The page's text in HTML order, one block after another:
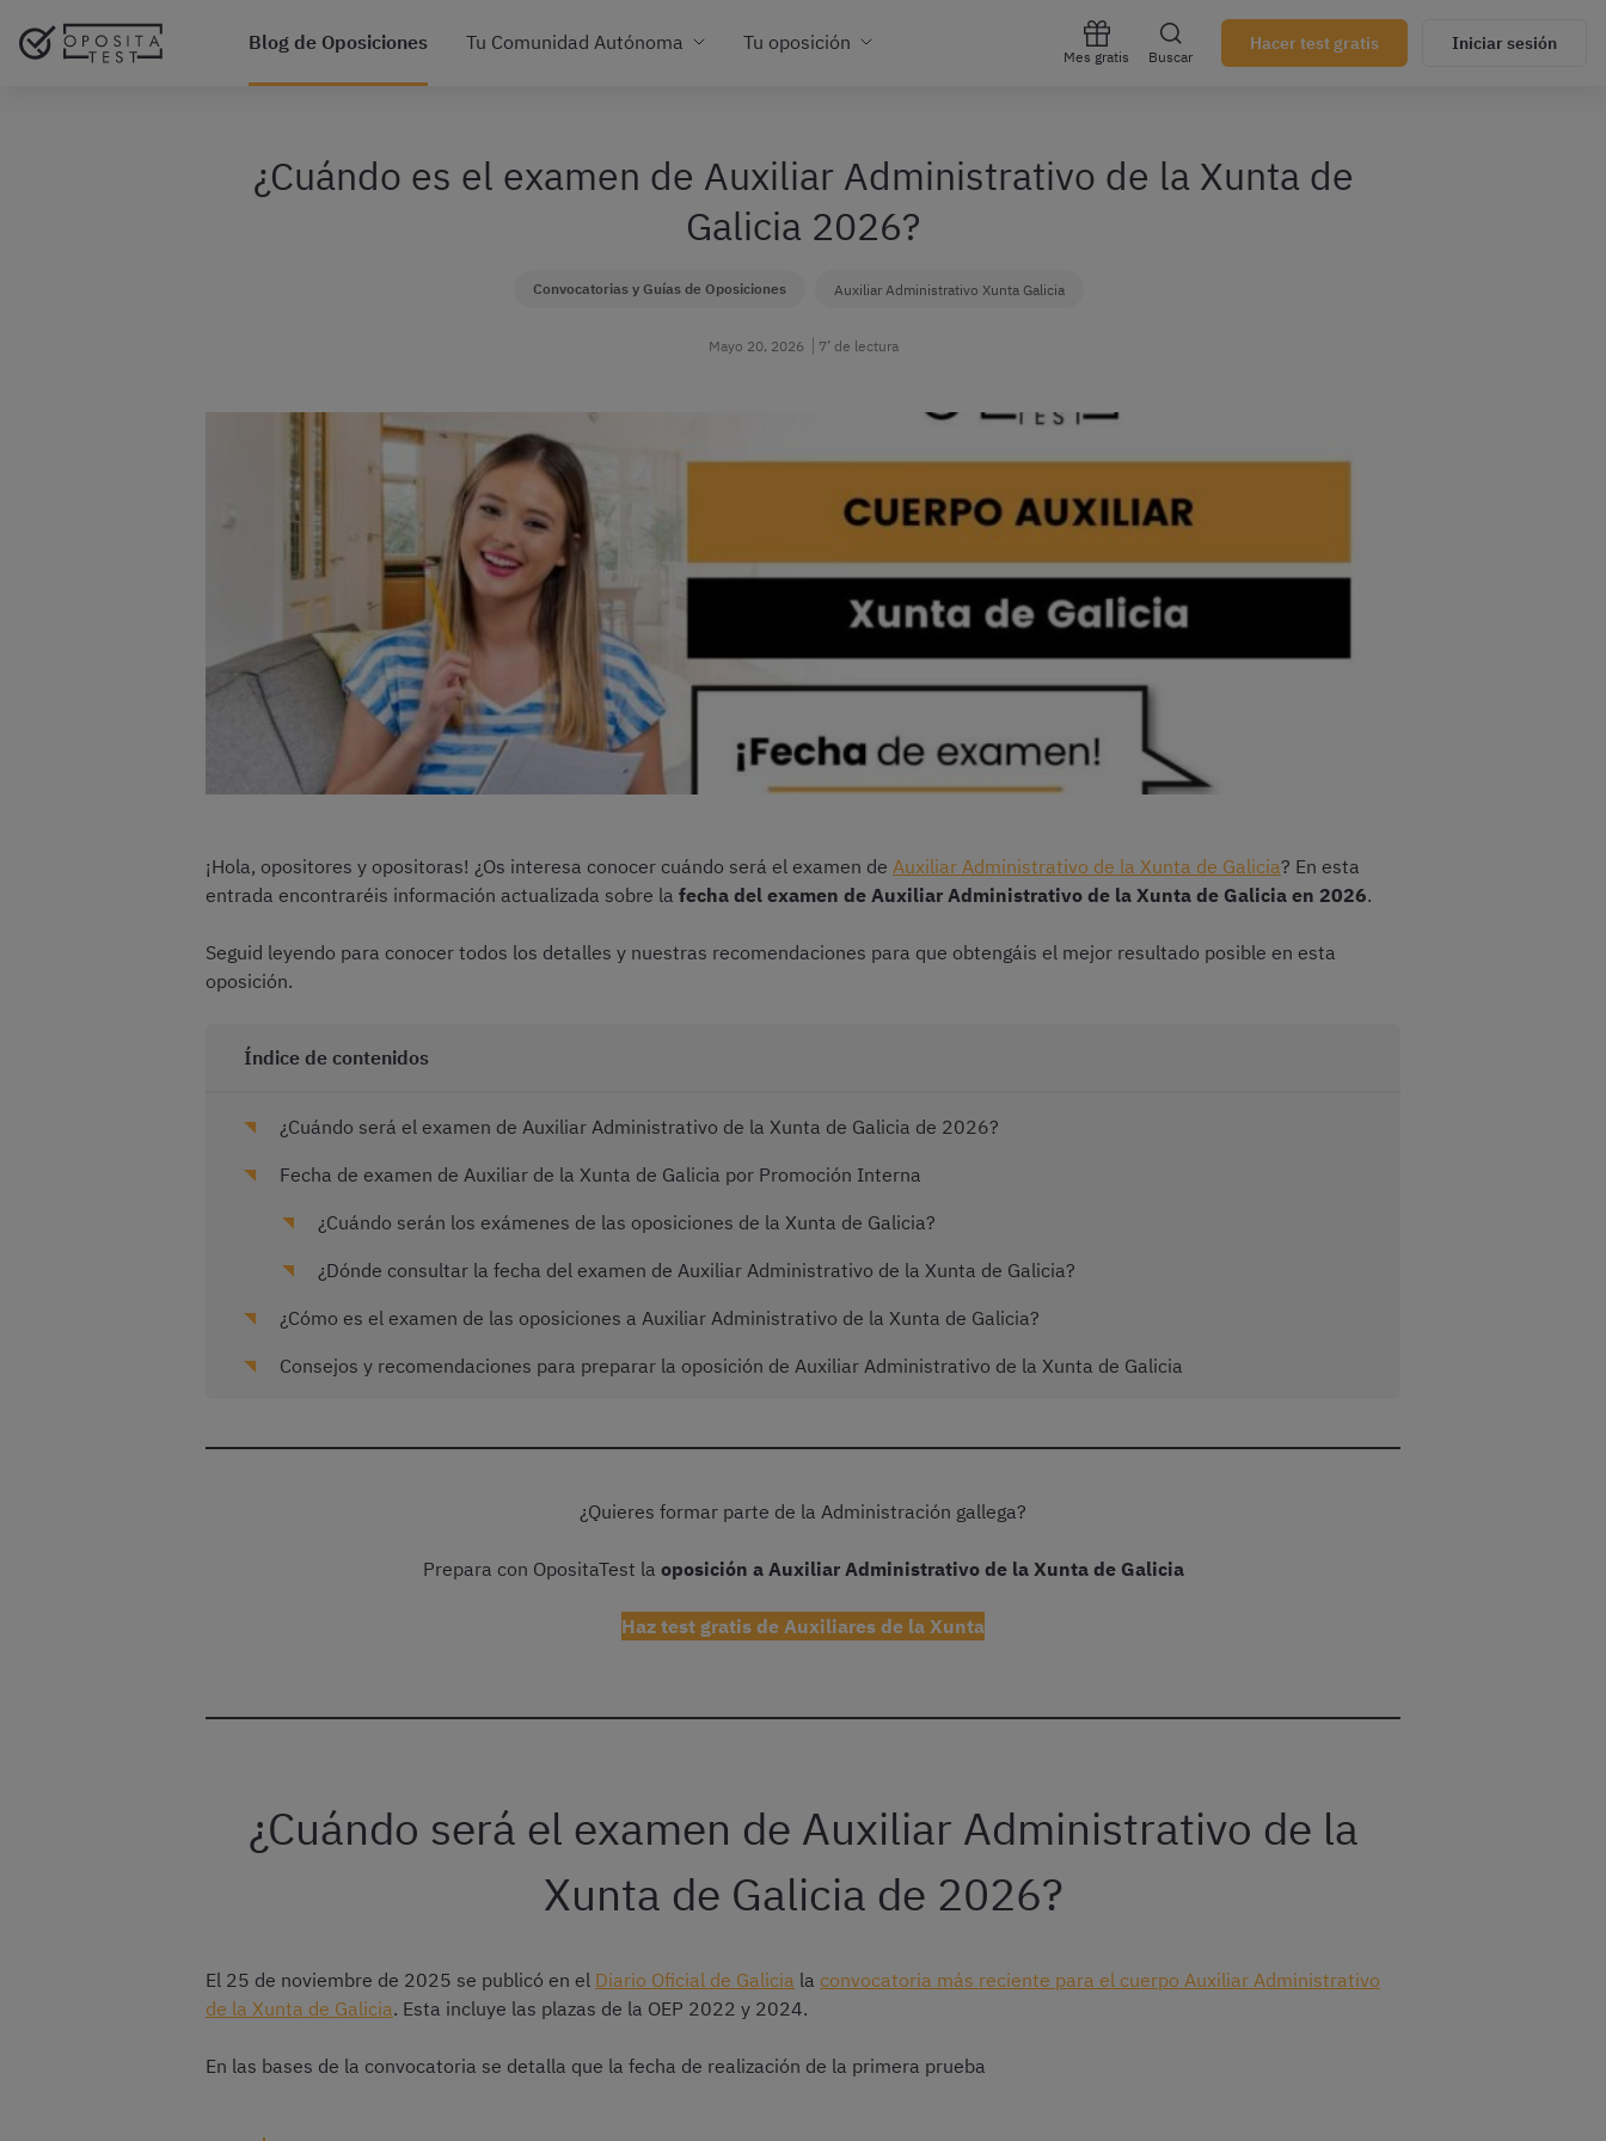
Blog de Oposiciones Tu Comunidad Autónoma Tu oposición
Mes gratis Buscar
Hacer test gratis Iniciar sesión
¿Cuándo es el examen de Auxiliar Administrativo de la Xunta de
Galicia 2026?
Convocatorias y Guías de Oposiciones Auxiliar Administrativo Xunta Galicia
Mayo 20, 2026 7’ de lectura
¡Hola, opositores y opositoras! ¿Os interesa conocer cuándo será el examen de Auxiliar Administrativo de la Xunta de Galicia? En esta
entrada encontraréis información actualizada sobre la fecha del examen de Auxiliar Administrativo de la Xunta de Galicia en 2026.
Seguid leyendo para conocer todos los detalles y nuestras recomendaciones para que obtengáis el mejor resultado posible en esta
oposición.
Índice de contenidos
¿Cuándo será el examen de Auxiliar Administrativo de la Xunta de Galicia de 2026?
Fecha de examen de Auxiliar de la Xunta de Galicia por Promoción Interna
¿Cuándo serán los exámenes de las oposiciones de la Xunta de Galicia?
¿Dónde consultar la fecha del examen de Auxiliar Administrativo de la Xunta de Galicia?
¿Cómo es el examen de las oposiciones a Auxiliar Administrativo de la Xunta de Galicia?
Consejos y recomendaciones para preparar la oposición de Auxiliar Administrativo de la Xunta de Galicia
¿Quieres formar parte de la Administración gallega?
Prepara con OpositaTest la oposición a Auxiliar Administrativo de la Xunta de Galicia
Haz test gratis de Auxiliares de la Xunta
¿Cuándo será el examen de Auxiliar Administrativo de la
Xunta de Galicia de 2026?
El 25 de noviembre de 2025 se publicó en el Diario Oficial de Galicia la convocatoria más reciente para el cuerpo Auxiliar Administrativo
de la Xunta de Galicia. Esta incluye las plazas de la OEP 2022 y 2024.
En las bases de la convocatoria se detalla que la fecha de realización de la primera prueba